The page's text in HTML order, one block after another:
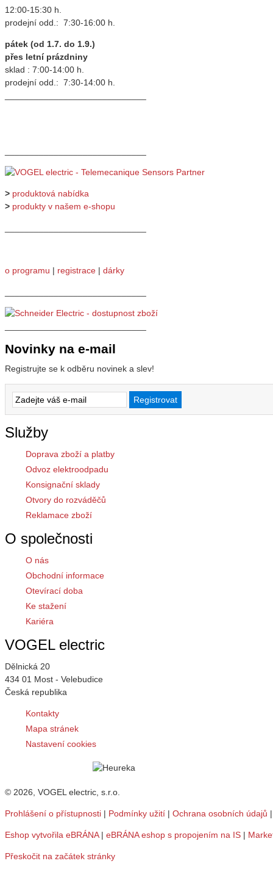
12:00-15:30 h.
prodejní odd.: 7:30-16:00 h.
pátek (od 1.7. do 1.9.)
přes letní prázdniny
sklad : 7:00-14:00 h.
prodejní odd.: 7:30-14:00 h.
> produktová nabídka
> produkty v našem e-shopu
o programu | registrace | dárky
Novinky na e-mail
Registrujte se k odběru novinek a slev!
Služby
Doprava zboží a platby
Odvoz elektroodpadu
Konsignační sklady
Otvory do rozváděčů
Reklamace zboží
O společnosti
O nás
Obchodní informace
Otevírací doba
Ke stažení
Kariéra
VOGEL electric
Dělnická 20
434 01 Most - Velebudice
Česká republika
Kontakty
Mapa stránek
Nastavení cookies
© 2026, VOGEL electric, s.r.o.
Prohlášení o přístupnosti | Podmínky užití | Ochrana osobních údajů
Eshop vytvořila eBRÁNA| eBRÁNA eshop s propojením na IS |
Přeskočit na začátek stránky